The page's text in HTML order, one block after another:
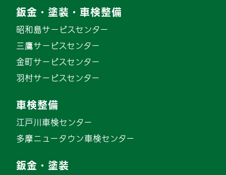
鈑金・塗装・車検整備
昭和島サービスセンター
三鷹サービスセンター
金町サービスセンター
羽村サービスセンター
車検整備
江戸川車検センター
多摩ニュータウン車検センター
鈑金・塗装